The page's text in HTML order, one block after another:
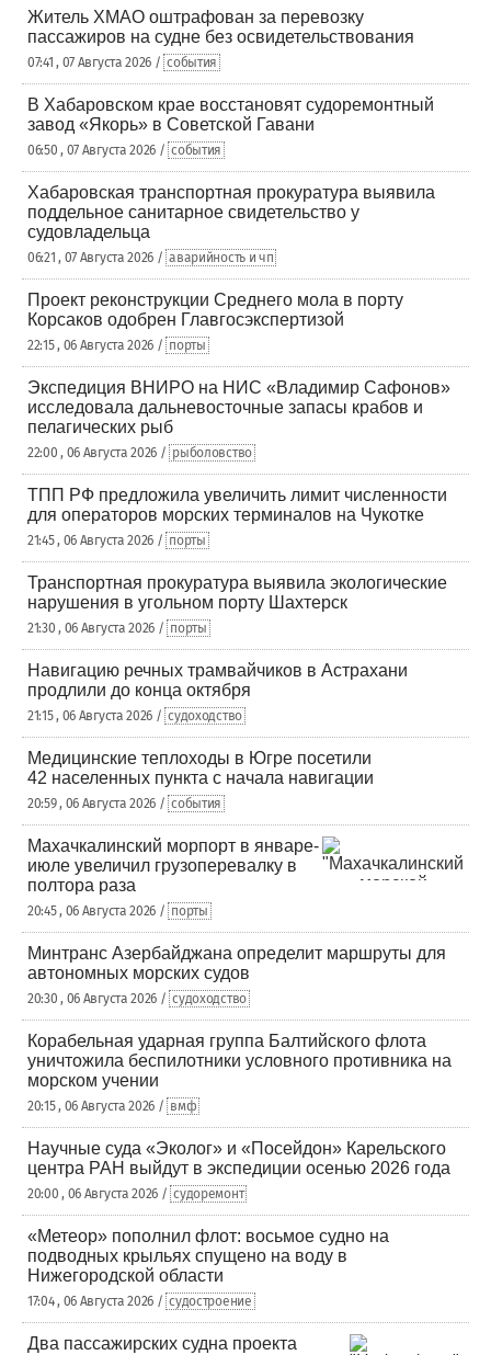
Житель ХМАО оштрафован за перевозку
пассажиров на судне без освидетельствования
07:41 , 07 Августа 2026 / события
В Хабаровском крае восстановят судоремонтный
завод «Якорь» в Советской Гавани
06:50 , 07 Августа 2026 / события
Хабаровская транспортная прокуратура выявила
поддельное санитарное свидетельство у
судовладельца
06:21 , 07 Августа 2026 / аварийность и чп
Проект реконструкции Среднего мола в порту
Корсаков одобрен Главгосэкспертизой
22:15 , 06 Августа 2026 / порты
Экспедиция ВНИРО на НИС «Владимир Сафонов»
исследовала дальневосточные запасы крабов и
пелагических рыб
22:00 , 06 Августа 2026 / рыболовство
ТПП РФ предложила увеличить лимит численности
для операторов морских терминалов на Чукотке
21:45 , 06 Августа 2026 / порты
Транспортная прокуратура выявила экологические
нарушения в угольном порту Шахтерск
21:30 , 06 Августа 2026 / порты
Навигацию речных трамвайчиков в Астрахани
продлили до конца октября
21:15 , 06 Августа 2026 / судоходство
Медицинские теплоходы в Югре посетили
42 населенных пункта с начала навигации
20:59 , 06 Августа 2026 / события
Махачкалинский морпорт в январе-
июле увеличил грузоперевалку в
полтора раза
20:45 , 06 Августа 2026 / порты
Минтранс Азербайджана определит маршруты для
автономных морских судов
20:30 , 06 Августа 2026 / судоходство
Корабельная ударная группа Балтийского флота
уничтожила беспилотники условного противника на
морском учении
20:15 , 06 Августа 2026 / вмф
Научные суда «Эколог» и «Посейдон» Карельского
центра РАН выйдут в экспедиции осенью 2026 года
20:00 , 06 Августа 2026 / судоремонт
«Метеор» пополнил флот: восьмое судно на
подводных крыльях спущено на воду в
Нижегородской области
17:04 , 06 Августа 2026 / судостроение
Два пассажирских судна проекта